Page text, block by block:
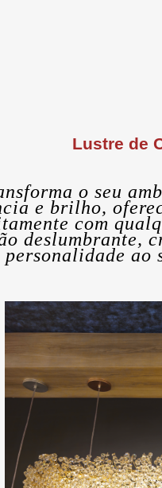
Lustre de
o seu
e brilho,
com
deslumbrante,
ao